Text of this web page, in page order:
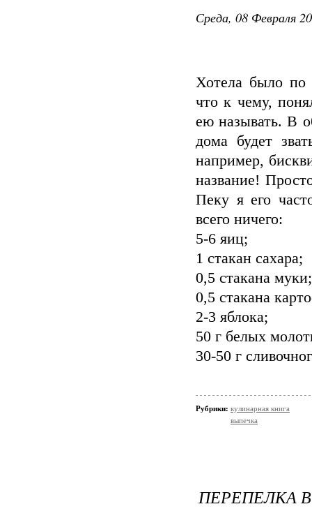
Среда, 08 Февраля
Хотела было по
что к чему,
ею называть. В
дома будет
например,
название!
Пеку я его
всего ничего:
5-6 яиц;
1 стакан сахара;
0,5 стакана муки;
0,5 стакана
2-3 яблока;
50 г белых
30-50 г
Рубрики: кулинарная книга
выпечка
ПЕРЕПЕЛКА